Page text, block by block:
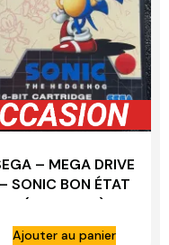
– MEGA DRIVE
– SONIC BON ÉTAT
(COMPLET)
Ajouter au panier